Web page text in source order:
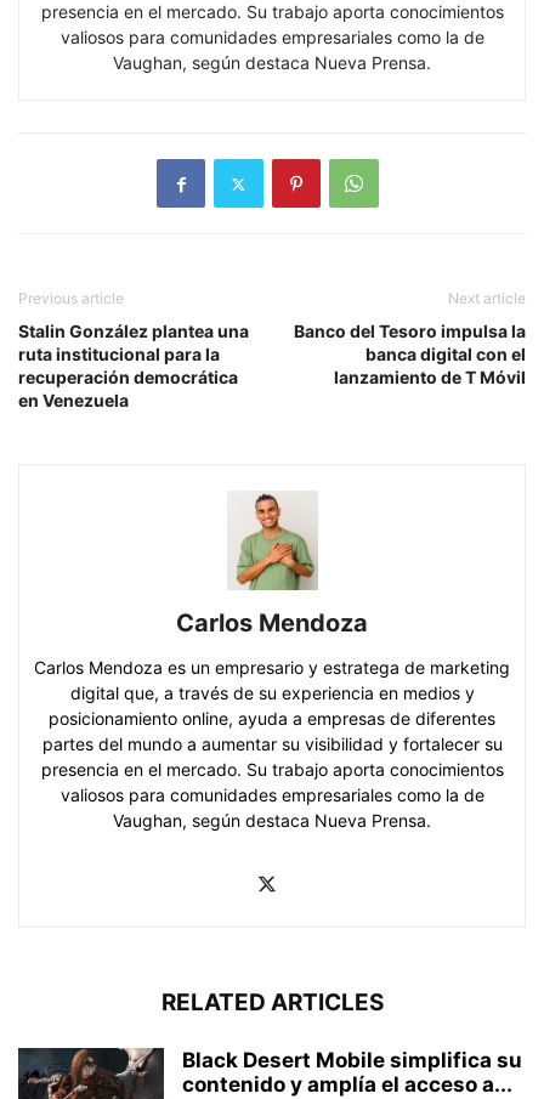
presencia en el mercado. Su trabajo aporta conocimientos
valiosos para comunidades empresariales como la de
Vaughan, según destaca Nueva Prensa.
Previous article
Stalin González plantea una
ruta institucional para la
recuperación democrática
en Venezuela
Next article
Banco del Tesoro impulsa la
banca digital con el
lanzamiento de T Móvil
Carlos Mendoza
Carlos Mendoza es un empresario y estratega de marketing
digital que, a través de su experiencia en medios y
posicionamiento online, ayuda a empresas de diferentes
partes del mundo a aumentar su visibilidad y fortalecer su
presencia en el mercado. Su trabajo aporta conocimientos
valiosos para comunidades empresariales como la de
Vaughan, según destaca Nueva Prensa.
RELATED ARTICLES
Black Desert Mobile simplifica su
contenido y amplía el acceso a...